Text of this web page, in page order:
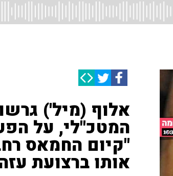
אלוף (מיל')
המטכ"לי, על
"קיום החמאס
אותו ברצועת